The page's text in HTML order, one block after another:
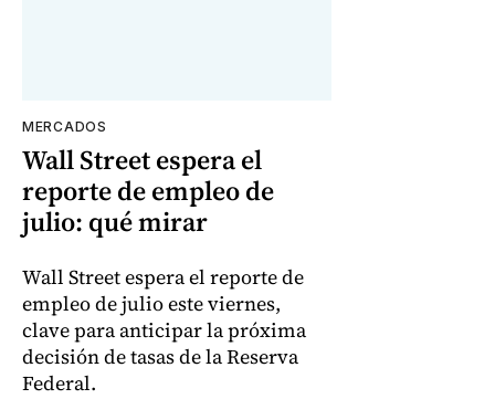
MERCADOS
Wall Street espera el
reporte de empleo de
julio: qué mirar
Wall Street espera el reporte de
empleo de julio este viernes,
clave para anticipar la próxima
decisión de tasas de la Reserva
Federal.